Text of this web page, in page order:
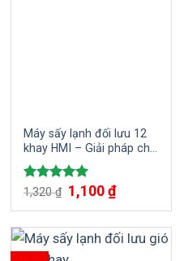
Máy sấy lạnh đối lưu 12
khay HMI – Giải pháp chế
biến trái cây khô hiệu quả
Được xếp
5.00
1,320₫ 1,100₫